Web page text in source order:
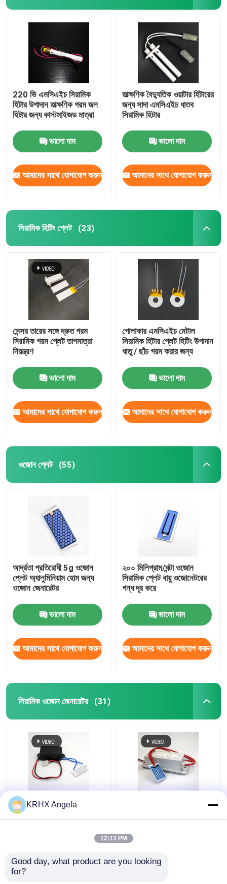
220 ভি এমসিএইচ সিরামিক
হিটার উপাদান তাত্ক্ষণিক গরম জল
হিটার জন্য কাস্টমাইজড মাত্রা
ভালো দাম
আমাদের সাথে যোগাযোগ করুন
তাত্ক্ষণিক বৈদ্যুতিক ওয়াটার হিটারের
জন্য সাদা এমসিএইচ ধাতব
সিরামিক হিটার
ভালো দাম
আমাদের সাথে যোগাযোগ করুন
সিরামিক হিটিং প্লেট (23)
সেন্সর তারের সঙ্গে দ্রুত গরম
সিরামিক গরম প্লেট তাপমাত্রা
নিয়ন্ত্রণ
ভালো দাম
আমাদের সাথে যোগাযোগ করুন
গোলাকার এমসিএইচ মেটাল
সিরামিক হিটার প্লেট হিটিং উপাদান
ধাতু / ছাঁচ গরম করার জন্য
ভালো দাম
আমাদের সাথে যোগাযোগ করুন
ওজোন প্লেট (55)
আর্দ্রতা প্রতিরোধী 5g ওজোন
প্লেট অ্যালুমিনিয়াম হোম জন্য
ওজোন জেনারেটর
ভালো দাম
আমাদের সাথে যোগাযোগ করুন
২০০ মিলিগ্রাম/ঘন্টা ওজোন
সিরামিক প্লেট বায়ু ওজোনেটরের
গন্ধ দূর করে
ভালো দাম
আমাদের সাথে যোগাযোগ করুন
সিরামিক ওজোন জেনারেটর (31)
পোর্টেবল সিরামিক প্লেট ওজোন
জেনারেটর 500mg 12V
KRHX Angela
12:13 PM
Good day, what product are you looking
for?